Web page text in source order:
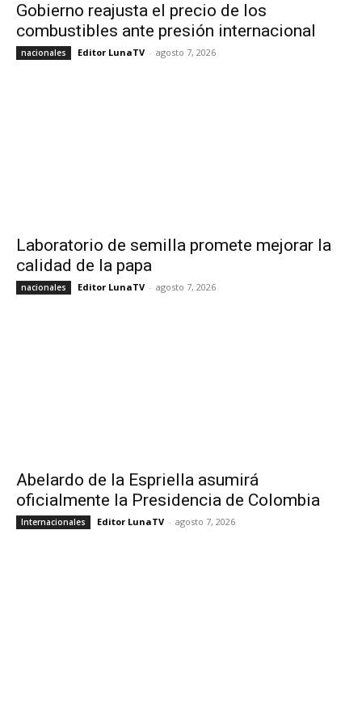
Gobierno reajusta el precio de los
combustibles ante presión internacional
nacionales Editor LunaTV - agosto 7, 2026
Laboratorio de semilla promete mejorar la
calidad de la papa
nacionales Editor LunaTV - agosto 7, 2026
Abelardo de la Espriella asumirá
oficialmente la Presidencia de Colombia
Internacionales Editor LunaTV - agosto 7, 2026